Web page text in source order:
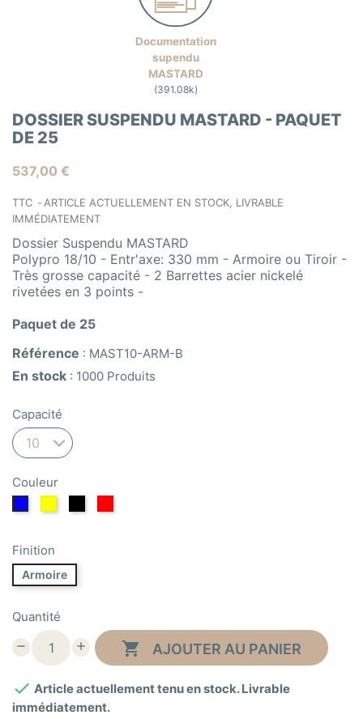
Documentation
supendu
MASTARD
(391.08k)
DOSSIER SUSPENDU MASTARD - PAQUET
DE 25
537,00 €
TTC
ARTICLE ACTUELLEMENT EN STOCK, LIVRABLE
IMMÉDIATEMENT
Dossier Suspendu MASTARD
Polypro 18/10 - Entr'axe: 330 mm - Armoire ou Tiroir -
Très grosse capacité - 2 Barrettes acier nickelé
rivetées en 3 points -
Paquet de 25
Référence : MAST10-ARM-B
En stock : 1000 Produits
Capacité
Couleur
Finition
Armoire
Quantité
 AJOUTER AU PANIER
 Article actuellement tenu en stock. Livrable
immédiatement.